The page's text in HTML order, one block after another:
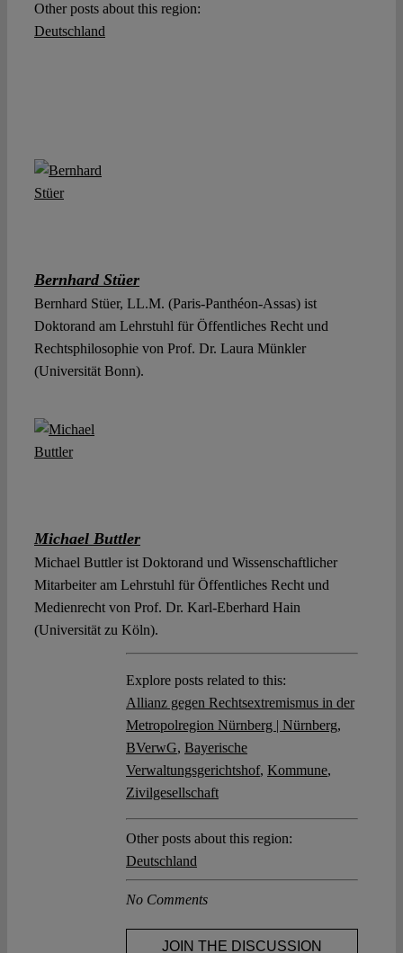
Other posts about this region:
Deutschland
Bernhard Stüer
Bernhard Stüer, LL.M. (Paris-Panthéon-Assas) ist
Doktorand am Lehrstuhl für Öffentliches Recht und
Rechtsphilosophie von Prof. Dr. Laura Münkler
(Universität Bonn).
Michael Buttler
Michael Buttler ist Doktorand und Wissenschaftlicher
Mitarbeiter am Lehrstuhl für Öffentliches Recht und
Medienrecht von Prof. Dr. Karl-Eberhard Hain
(Universität zu Köln).
Explore posts related to this:
Allianz gegen Rechtsextremismus in der
Metropolregion Nürnberg | Nürnberg,
BVerwG, Bayerische
Verwaltungsgerichtshof, Kommune,
Zivilgesellschaft
Other posts about this region:
Deutschland
No Comments
JOIN THE DISCUSSION